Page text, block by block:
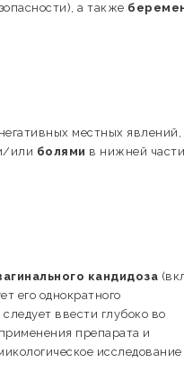
а также
местных явлений,
или болями в нижней части
кандидоза
его однократного
ввести глубоко во
препарата и
исследование